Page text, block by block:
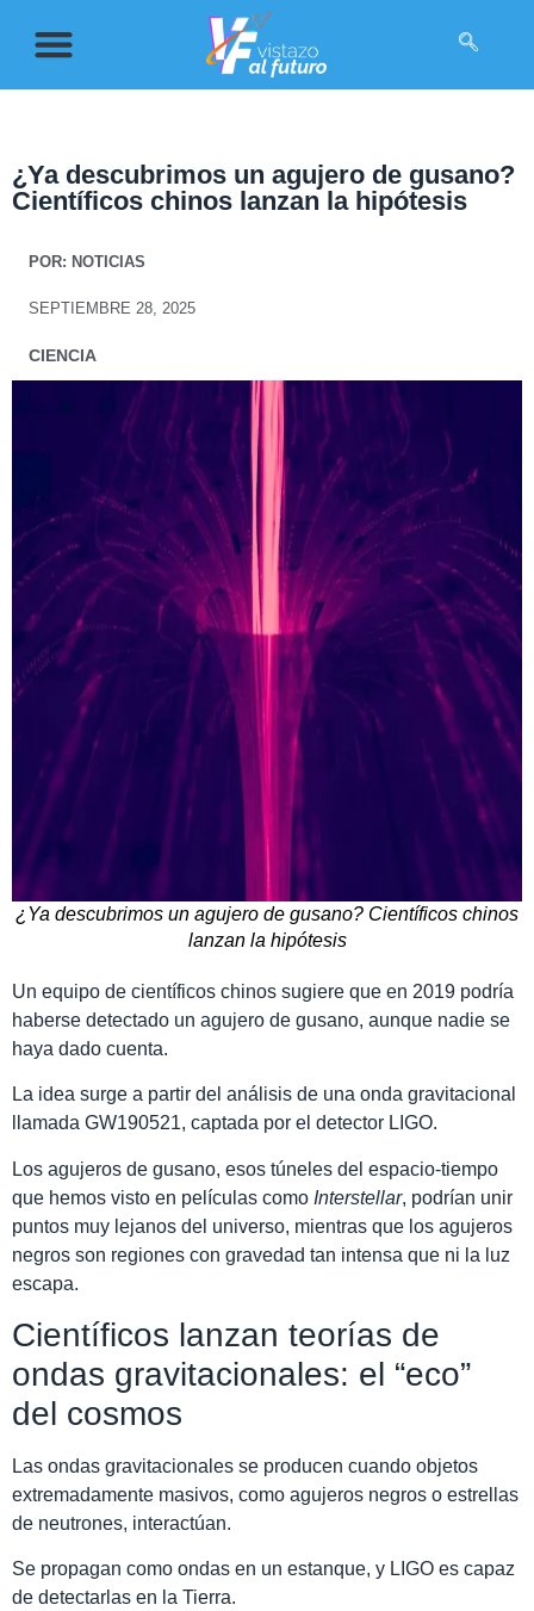
¿Ya descubrimos un agujero de gusano?
Científicos chinos lanzan la hipótesis
POR: NOTICIAS
SEPTIEMBRE 28, 2025
CIENCIA
¿Ya descubrimos un agujero de gusano? Científicos chinos
lanzan la hipótesis
Un equipo de científicos chinos sugiere que en 2019 podría
haberse detectado un agujero de gusano, aunque nadie se
haya dado cuenta.
La idea surge a partir del análisis de una onda gravitacional
llamada GW190521, captada por el detector LIGO.
Los agujeros de gusano, esos túneles del espacio-tiempo
que hemos visto en películas como Interstellar, podrían unir
puntos muy lejanos del universo, mientras que los agujeros
negros son regiones con gravedad tan intensa que ni la luz
escapa.
Científicos lanzan teorías de
ondas gravitacionales: el “eco”
del cosmos
Las ondas gravitacionales se producen cuando objetos
extremadamente masivos, como agujeros negros o estrellas
de neutrones, interactúan.
Se propagan como ondas en un estanque, y LIGO es capaz
de detectarlas en la Tierra.